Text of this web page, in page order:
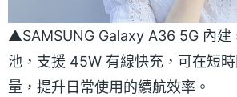
▲SAMSUNG Galaxy A36 5G 內
池，支援 45W 有線快充，可在短
量，提升日常使用的續航效率。